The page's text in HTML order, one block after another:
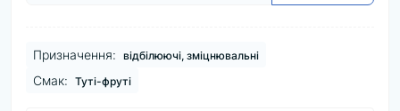
Призначення: відбілюючі, зміцнювальні
Смак: Туті-фруті